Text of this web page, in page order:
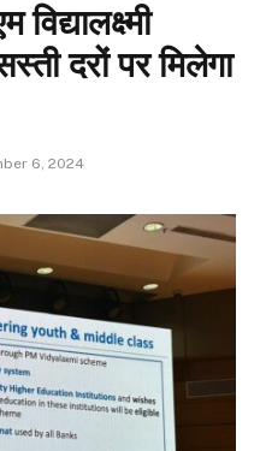
दरों पर मिलेगा
6, 2024